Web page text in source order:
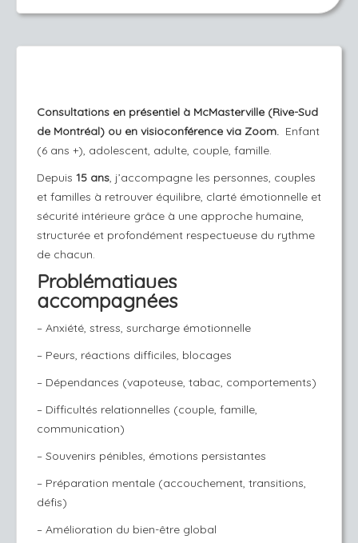
Consultations en présentiel à McMasterville (Rive-Sud
de Montréal) ou en visioconférence via Zoom.
  Enfant
(6 ans +), adolescent, adulte, couple, famille.
Depuis 15 ans, j’accompagne les personnes, couples
et familles à retrouver équilibre, clarté émotionnelle et
sécurité intérieure grâce à une approche humaine,
structurée et profondément respectueuse du rythme
de chacun.
Problématiques
accompagnées
– Anxiété, stress, surcharge émotionnelle
– Peurs, réactions difficiles, blocages
– Dépendances (vapoteuse, tabac, comportements)
– Difficultés relationnelles (couple, famille,
communication)
– Souvenirs pénibles, émotions persistantes
– Préparation mentale (accouchement, transitions,
défis)
– Amélioration du bien-être global